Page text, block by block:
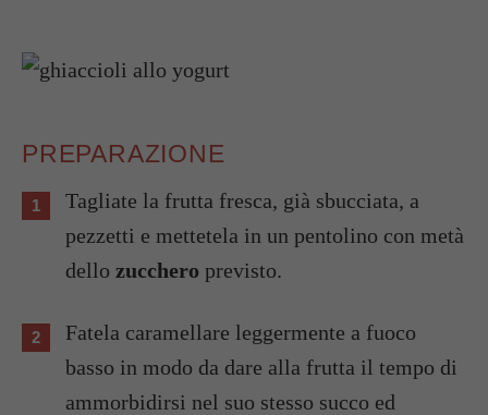
PREPARAZIONE
Tagliate la frutta fresca, già sbucciata, a
pezzetti e mettetela in un pentolino con metà
dello zucchero previsto.
Fatela caramellare leggermente a fuoco
basso in modo da dare alla frutta il tempo di
ammorbidirsi nel suo stesso succo ed